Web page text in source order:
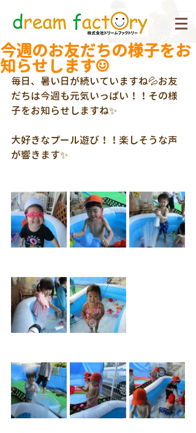
今週のお友だちの様子をお
知らせします☺
毎日、暑い日が続いていますね💦お友
だちは今週も元気いっぱい！！その様
子をお知らせしますね✨
大好きなプール遊び！！楽しそうな声
が響きます✨